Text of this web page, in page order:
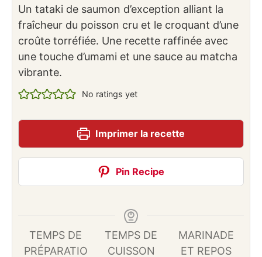
Un tataki de saumon d’exception alliant la
fraîcheur du poisson cru et le croquant d’une
croûte torréfiée. Une recette raffinée avec
une touche d’umami et une sauce au matcha
vibrante.
No ratings yet
Imprimer la recette
Pin Recipe
TEMPS DE
PRÉPARATIO
TEMPS DE
CUISSON
MARINADE
ET REPOS